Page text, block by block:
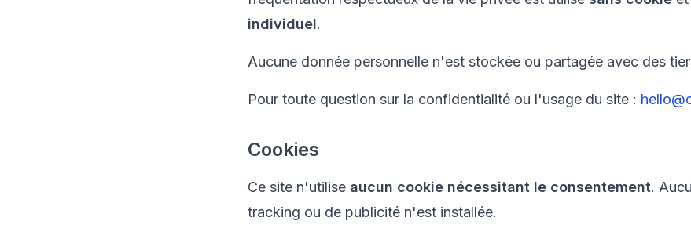
individuel.
Aucune donnée personnelle n'est stockée ou partagée avec des
Pour toute question sur la confidentialité ou l'usage du site :
Cookies
Ce site n'utilise aucun cookie nécessitant le consentement.
tracking ou de publicité n'est installée.